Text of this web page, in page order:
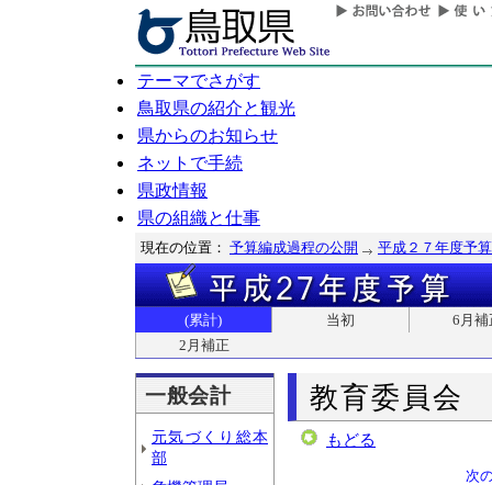
テーマでさがす
鳥取県の紹介と観光
県からのお知らせ
ネットで手続
県政情報
県の組織と仕事
現在の位置： 予算編成過程の公開 平成２７年度予算
(累計) 当初
6月補
2月補正
一般会計
元気づくり総本
部
教育委員会
もどる
次